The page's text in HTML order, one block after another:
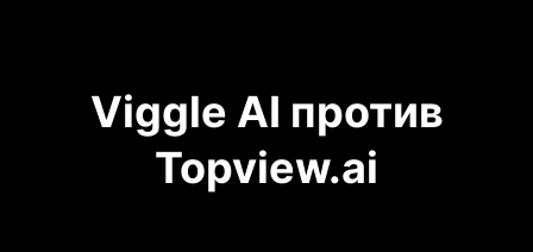
Viggle AI против
Topview.ai